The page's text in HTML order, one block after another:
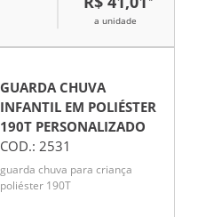
a unidade
GUARDA CHUVA
INFANTIL EM POLIÉSTER
190T PERSONALIZADO
COD.: 2531
guarda chuva para criança
poliéster 190T